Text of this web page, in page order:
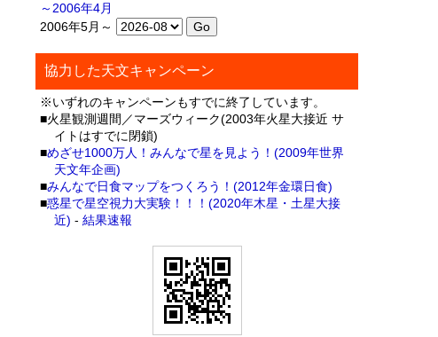
～2006年4月
2006年5月～
協力した天文キャンペーン
※いずれのキャンペーンもすでに終了しています。
■火星観測週間／マーズウィーク(2003年火星大接近 サ
イトはすでに閉鎖)
■めざせ1000万人！みんなで星を見よう！(2009年世界
天文年企画)
■みんなで日食マップをつくろう！(2012年金環日食)
■惑星で星空視力大実験！！！(2020年木星・土星大接
近) -結果速報